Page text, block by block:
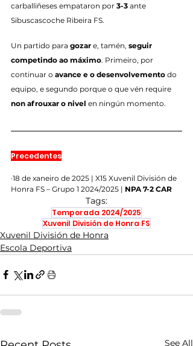
carballiñeses empataron por 3-3 ante
Sibuscascoche Ribeira FS.
Un partido para gozar e, tamén, seguir
competindo ao máximo. Primeiro, por
continuar o avance e o desenvolvemento do
equipo, e segundo porque o que vén require
non afrouxar o nivel en ningún momento.
Precedentes
·18 de xaneiro de 2025 | X15 Xuvenil División de
Honra FS – Grupo 1 2024/2025 | NPA 7-2 CAR
Tags:
Temporada 2024/2025
Xuvenil División de Honra FS
Xuvenil División de Honra
Escola Deportiva
See All